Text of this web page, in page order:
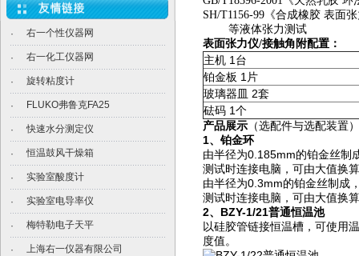
· 右一个性仪器网
· 右一化工仪器网
· 旋转粘度计
· FLUKO弗鲁克FA25
· 快速水分测定仪
· 恒温鼓风干燥箱
· 实验室酸度计
· 实验室电导率仪
· 梅特勒电子天平
· 上海右一仪器有限公司
SH/T1156-99《合成橡胶 表面
等液体张力测试
表面张力仪/接触角附配置：
主机 1台
铂金板 1片
玻璃器皿 2套
砝码 1个
产品展示（选配件与选配装置）
1、铂金环
由半径为0.185mm的铂金丝制
测试时连接电脑，可由大值换
由半径为0.3mm的铂金丝制成
测试时连接电脑，可由大值换
2、BZY-1/21普通恒温池
以硅胶管链接恒温槽，可使用
度值。